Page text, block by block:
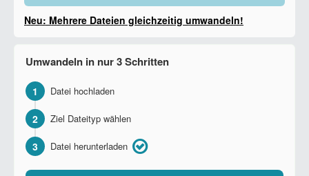
Neu: Mehrere Dateien gleichzeitig umwandeln!
Umwandeln in nur 3 Schritten
1 Datei hochladen
2 Ziel Dateityp wählen
3 Datei herunterladen